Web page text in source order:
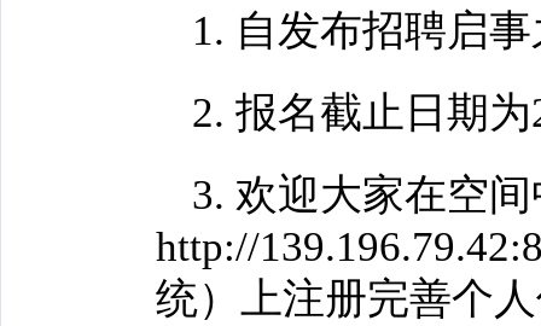
1. 自发布招聘启
2. 报名截止日期
3. 欢迎大家在空
http://
统）上注册完善个